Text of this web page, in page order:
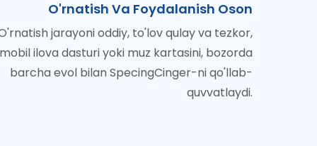
O'rnatish Va Foydalanish Oson
jarayoni oddiy, to'lov qulay va tezkor,
mobil ilova dasturi yoki muz kartasini, bozorda
barcha evol bilan SpecingCinger-ni qo'llab-
quvvatlaydi.